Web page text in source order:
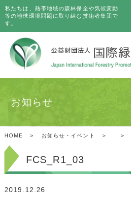
私たちは、熱帯地域の森林保全や気候変動
等の地球環境問題に取り組む技術者集団で
す。
お知らせ
HOME > お知らせ・イベント > >
FCS_R1_03
2019.12.26